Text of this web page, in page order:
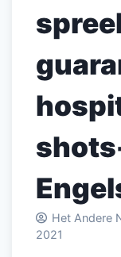
Het Andere
2021